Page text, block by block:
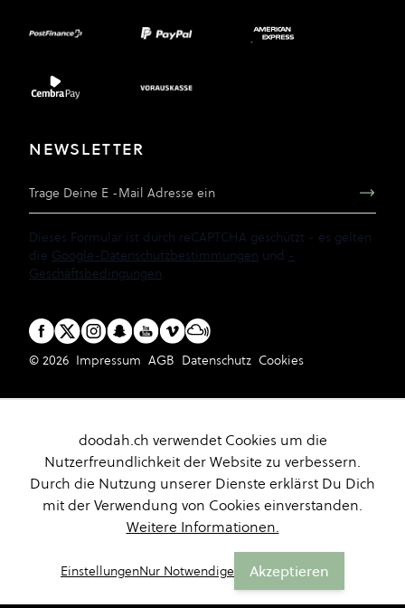
NEWSLETTER
Dieses Formular ist durch reCAPTCHA geschützt - es gelten
die Google-Datenschutzbestimmungen und -
Geschäftsbedingungen.
© 2026 Impressum AGB Datenschutz Cookies
doodah.ch verwendet Cookies um die
Nutzerfreundlichkeit der Website zu verbessern.
Durch die Nutzung unserer Dienste erklärst Du Dich
mit der Verwendung von Cookies einverstanden.
Weitere Informationen.
EinstellungenNur Notwendige Akzeptieren